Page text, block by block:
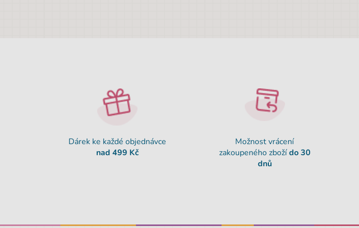
Dárek ke každé objednávce
nad 499 Kč
Možnost vrácení
zakoupeného zbožído 30
dnů